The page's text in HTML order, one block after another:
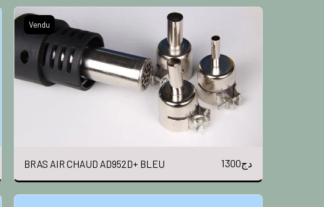
Vendu
BRAS AIR CHAUD AD952D+ BLEU 1300دج